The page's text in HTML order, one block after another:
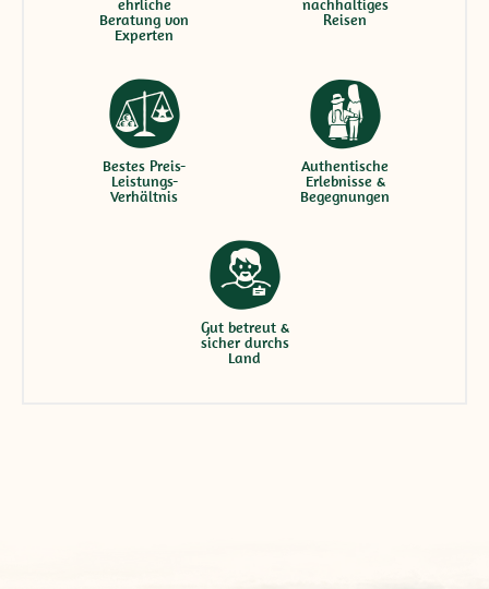
ehrliche
Beratung von
Experten
nachhaltiges
Reisen
Bestes Preis-
Leistungs-
Verhältnis
Authentische
Erlebnisse &
Begegnungen
Gut betreut &
sicher durchs
Land